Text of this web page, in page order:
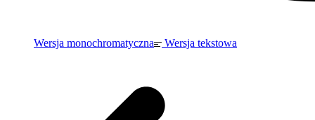
Wersja monochromatyczna Wersja tekstowa